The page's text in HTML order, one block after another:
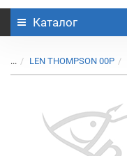
Каталог
... LEN THOMPSON 00P